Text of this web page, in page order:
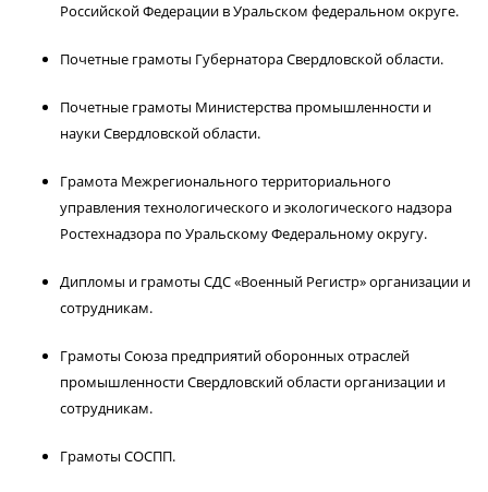
Российской Федерации в Уральском федеральном округе.
Почетные грамоты Губернатора Свердловской области.
Почетные грамоты Министерства промышленности и
науки Свердловской области.
Грамота Межрегионального территориального
управления технологического и экологического надзора
Ростехнадзора по Уральскому Федеральному округу.
Дипломы и грамоты СДС «Военный Регистр» организации и
сотрудникам.
Грамоты Союза предприятий оборонных отраслей
промышленности Свердловский области организации и
сотрудникам.
Грамоты СОСПП.